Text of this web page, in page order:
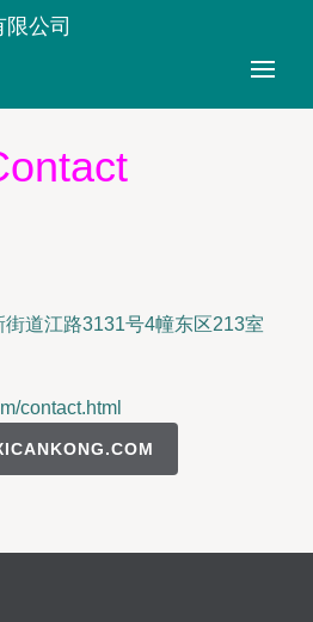
公司
道江路3131号4幢东区213室
contact.html